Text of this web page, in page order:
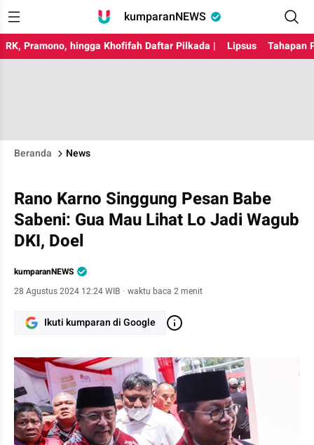
kumparanNEWS
RK, Pramono, hingga Khofifah Daftar Pilkada | Lipsus Tahapan
Beranda News
Rano Karno Singgung Pesan Babe
Sabeni: Gua Mau Lihat Lo Jadi Wagub
DKI, Doel
kumparanNEWS
28 Agustus 2024 12:24 WIB · waktu baca 2 menit
Ikuti kumparan di Google